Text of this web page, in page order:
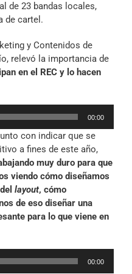
de 23 bandas locales,
de cartel.
y Contenidos de
relevó la importancia de
en el REC y lo hacen
00:00
con indicar que se
a fines de este año,
muy duro para que
viendo cómo diseñamos
layout, cómo
de eso diseñar una
para lo que viene en
00:00